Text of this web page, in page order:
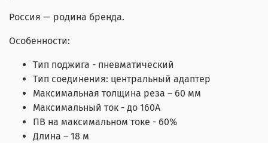
Россия — родина бренда.
Особенности:
Тип поджига - пневматический
Тип соединения: центральный адаптер
Максимальная толщина реза – 60 мм
Максимальный ток - до 160А
ПВ на максимальном токе - 60%
Длина – 18 м